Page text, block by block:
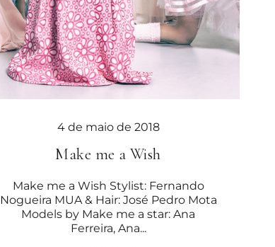
4 de maio de 2018
Make me a Wish
Make me a Wish Stylist: Fernando
Nogueira MUA & Hair: José Pedro Mota
Models by Make me a star: Ana
Ferreira, Ana...